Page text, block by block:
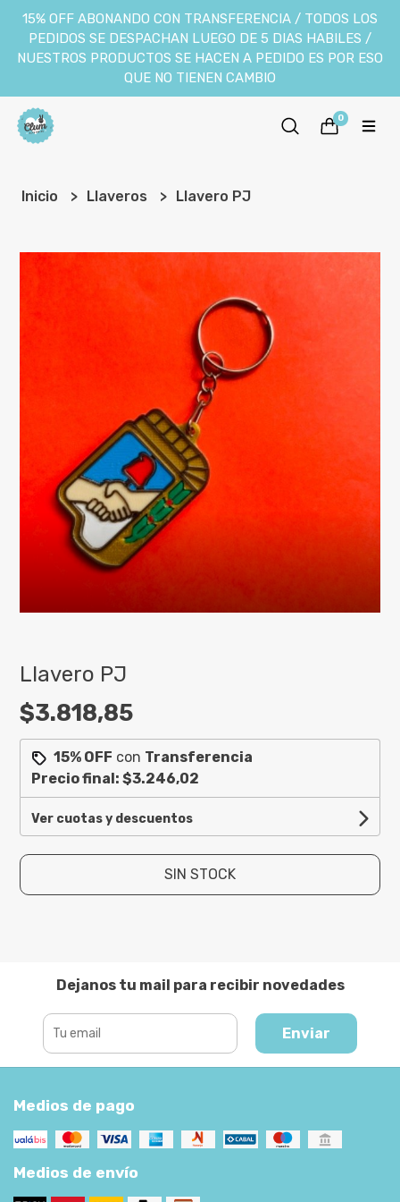
15% OFF ABONANDO CON TRANSFERENCIA / TODOS LOS
PEDIDOS SE DESPACHAN LUEGO DE 5 DIAS HABILES /
NUESTROS PRODUCTOS SE HACEN A PEDIDO ES POR ESO
QUE NO TIENEN CAMBIO
0
Inicio Llaveros Llavero PJ
Llavero PJ
$3.818,85
15% OFF con Transferencia
Precio final:$3.246,02
Ver cuotas y descuentos
SIN STOCK
Dejanos tu mail para recibir novedades
Enviar
Medios de pago
Medios de envío